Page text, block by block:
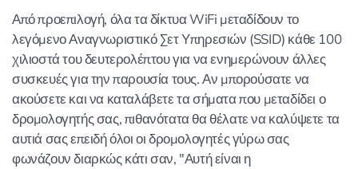
Από προεπιλογή, όλα τα δίκτυα WiFi μεταδίδουν το
λεγόμενο Αναγνωριστικό Σετ Υπηρεσιών (SSID) κάθε 100
χιλιοστά του δευτερολέπτου για να ενημερώνουν άλλες
συσκευές για την παρουσία τους. Αν μπορούσατε να
ακούσετε και να καταλάβετε τα σήματα που μεταδίδει ο
δρομολογητής σας, πιθανότατα θα θέλατε να καλύψετε τα
αυτιά σας επειδή όλοι οι δρομολογητές γύρω σας
φωνάζουν διαρκώς κάτι σαν, "Αυτή είναι η